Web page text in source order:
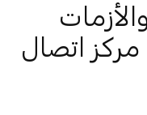
اتصال